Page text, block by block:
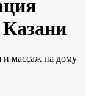
и массаж на дому